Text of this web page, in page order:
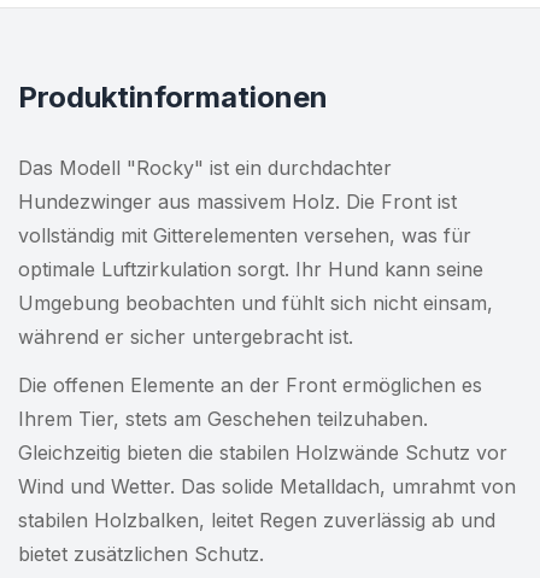
Produktinformationen
Das Modell "Rocky" ist ein durchdachter
Hundezwinger aus massivem Holz. Die Front ist
vollständig mit Gitterelementen versehen, was für
optimale Luftzirkulation sorgt. Ihr Hund kann seine
Umgebung beobachten und fühlt sich nicht einsam,
während er sicher untergebracht ist.
Die offenen Elemente an der Front ermöglichen es
Ihrem Tier, stets am Geschehen teilzuhaben.
Gleichzeitig bieten die stabilen Holzwände Schutz vor
Wind und Wetter. Das solide Metalldach, umrahmt von
stabilen Holzbalken, leitet Regen zuverlässig ab und
bietet zusätzlichen Schutz.